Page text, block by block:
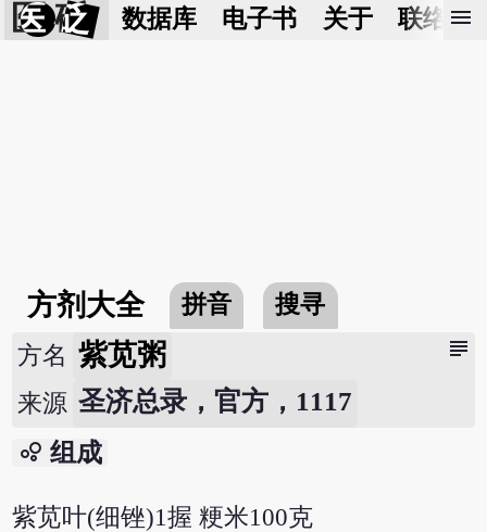
医 砭 数据库 电子书 关于 联络我
menu
方剂大全 拼音 搜寻
subject
方名 紫苋粥
来源 圣济总录，官方，1117
bubble_chart 组成
紫苋叶(细锉)1握 粳米100克